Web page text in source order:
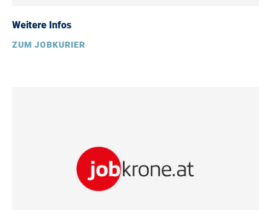
Weitere Infos
ZUM JOBKURIER